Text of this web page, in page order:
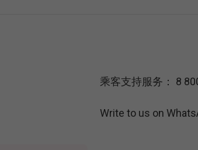
乘客支持服务： 8
Write to us on